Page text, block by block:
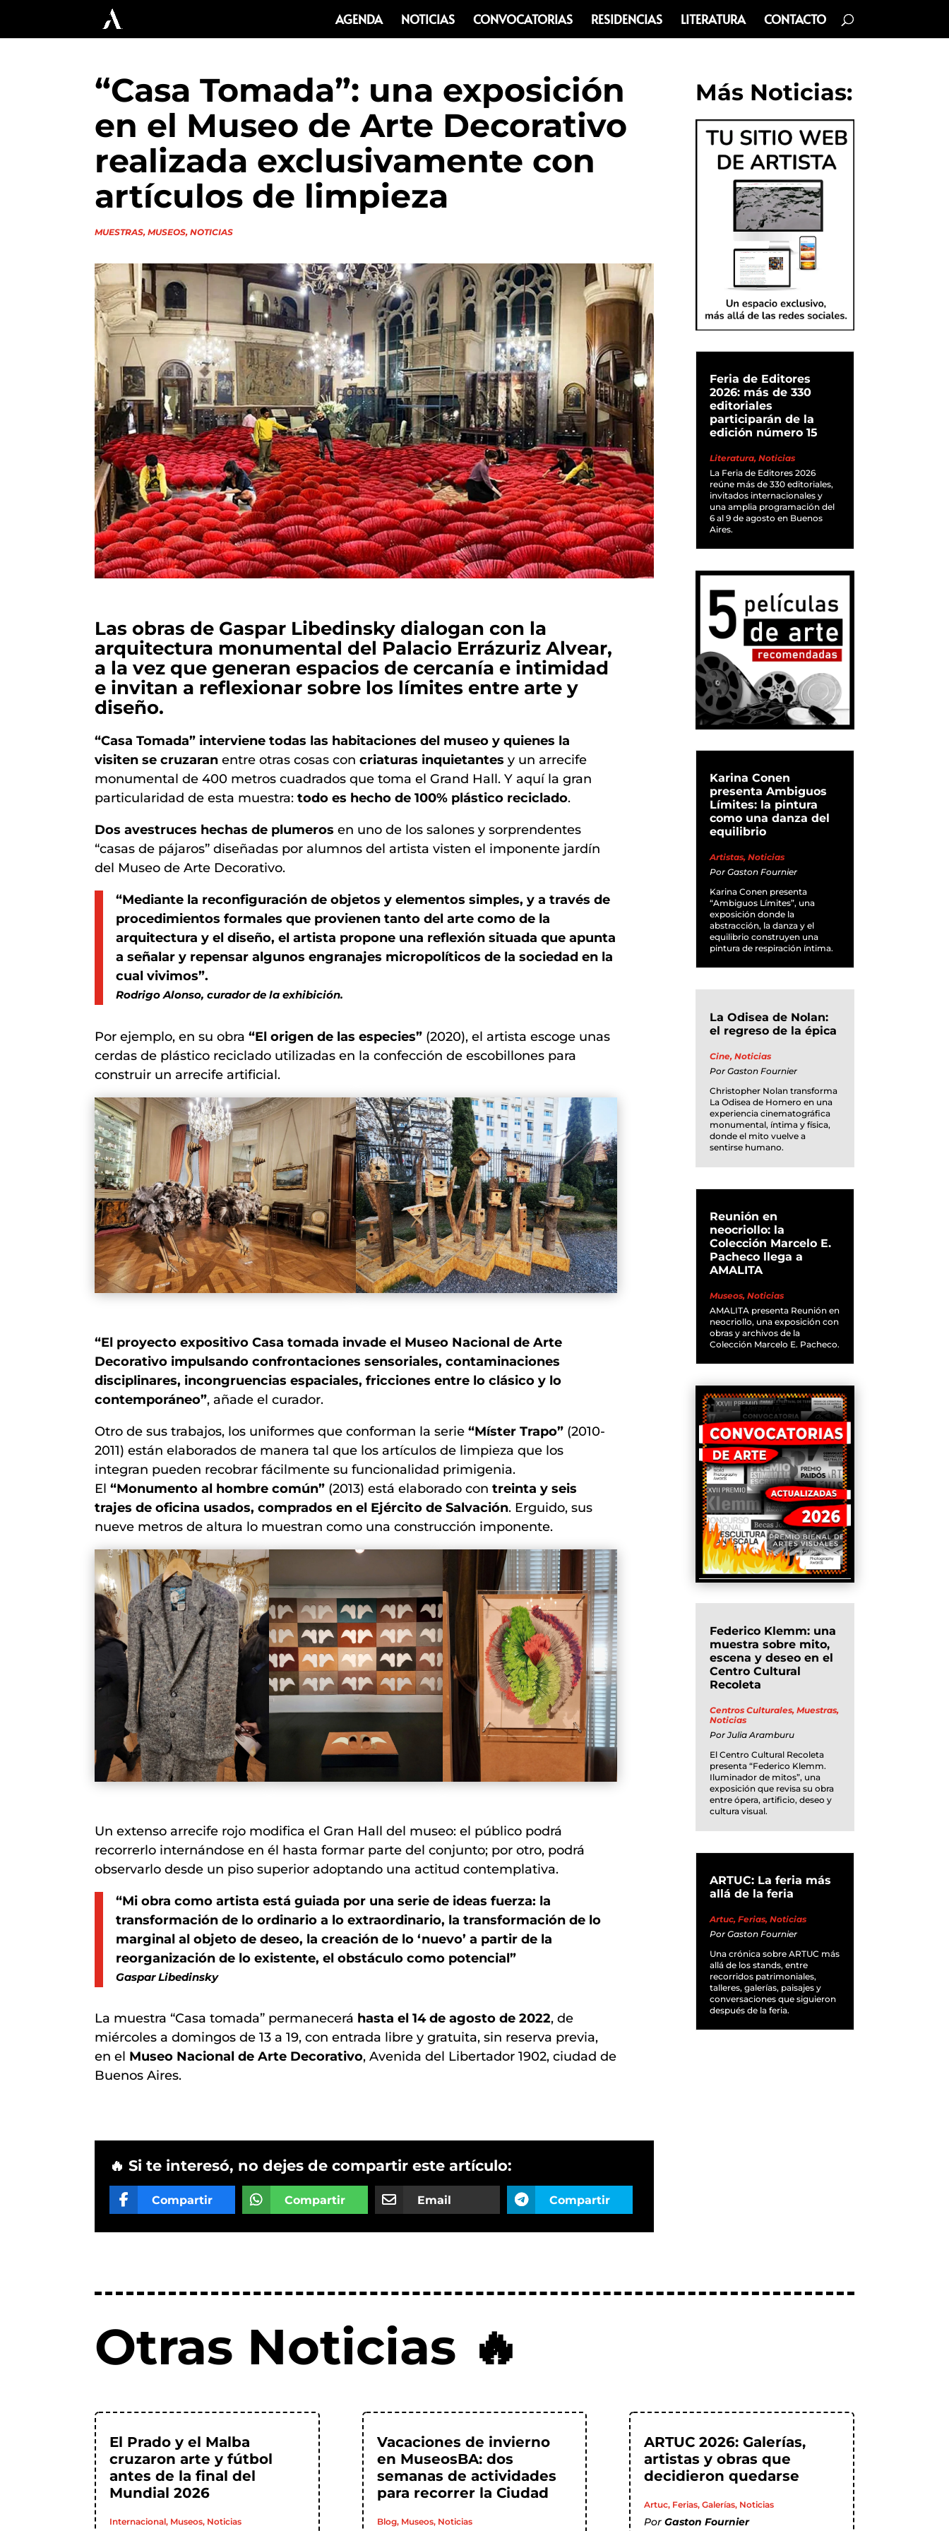
AGENDA NOTICIAS CONVOCATORIAS RESIDENCIAS LITERATURA CONTACTO
“Casa Tomada”: una exposición
en el Museo de Arte Decorativo
realizada exclusivamente con
artículos de limpieza
MUESTRAS,MUSEOS,NOTICIAS
Las obras de Gaspar Libedinsky dialogan con la
arquitectura monumental del Palacio Errázuriz Alvear,
a la vez que generan espacios de cercanía e intimidad
e invitan a reflexionar sobre los límites entre arte y
diseño.
“Casa Tomada” interviene todas las habitaciones del museo y quienes la
visiten se cruzaran entre otras cosas concriaturas inquietantesy un arrecife
monumental de 400 metros cuadrados que toma el Grand Hall. Y aquí la gran
particularidad de esta muestra:todo es hecho de 100% plástico reciclado.
Dos avestruces hechas de plumeros en uno de los salones y sorprendentes
“casas de pájaros” diseñadas por alumnos del artista visten el imponente jardín
del Museo de Arte Decorativo.
“Mediante la reconfiguración de objetos y elementos simples, y a través de
procedimientos formales que provienen tanto del arte como de la
arquitectura y el diseño, el artista propone una reflexión situada que apunta
a señalar y repensar algunos engranajes micropolíticos de la sociedad en la
cual vivimos”.
Rodrigo Alonso, curador de la exhibición.
Por ejemplo, en su obra“El origen de las especies” (2020), el artista escoge unas
cerdas de plástico reciclado utilizadas en la confección de escobillones para
construir un arrecife artificial.
“El proyecto expositivo Casa tomada invade el Museo Nacional de Arte
Decorativo impulsando confrontaciones sensoriales, contaminaciones
disciplinares, incongruencias espaciales, fricciones entre lo clásico y lo
contemporáneo”, añade el curador.
Otro de sus trabajos, los uniformes que conforman la serie“Míster Trapo” (2010-
2011) están elaborados de manera tal que los artículos de limpieza que los
integran pueden recobrar fácilmente su funcionalidad primigenia.
El“Monumento al hombre común” (2013) está elaborado con treinta y seis
trajes de oficina usados, comprados en el Ejército de Salvación. Erguido, sus
nueve metros de altura lo muestran como una construcción imponente.
Un extenso arrecife rojo modifica el Gran Hall del museo: el público podrá
recorrerlo internándose en él hasta formar parte del conjunto; por otro, podrá
observarlo desde un piso superior adoptando una actitud contemplativa.
“Mi obra como artista está guiada por una serie de ideas fuerza: la
transformación de lo ordinario a lo extraordinario, la transformación de lo
marginal al objeto de deseo, la creación de lo ‘nuevo’ a partir de la
reorganización de lo existente, el obstáculo como potencial”
Gaspar Libedinsky
La muestra “Casa tomada” permanecerá hasta el 14 de agosto de 2022, de
miércoles a domingos de 13 a 19, con entrada libre y gratuita, sin reserva previa,
en el Museo Nacional de Arte Decorativo, Avenida del Libertador 1902, ciudad de
Buenos Aires.
🔥 Si te interesó, no dejes de compartir este artículo:
Compartir Compartir Email Compartir
Más Noticias:
Feria de Editores
2026: más de 330
editoriales
participarán de la
edición número 15
Literatura,Noticias
La Feria de Editores 2026
reúne más de 330 editoriales,
invitados internacionales y
una amplia programación del
6 al 9 de agosto en Buenos
Aires.
Karina Conen
presenta Ambiguos
Límites: la pintura
como una danza del
equilibrio
Artistas,Noticias
PorGaston Fournier
Karina Conen presenta
“Ambiguos Límites”, una
exposición donde la
abstracción, la danza y el
equilibrio construyen una
pintura de respiración íntima.
La Odisea de Nolan:
el regreso de la épica
Cine,Noticias
PorGaston Fournier
Christopher Nolan transforma
La Odisea de Homero en una
experiencia cinematográfica
monumental, íntima y física,
donde el mito vuelve a
sentirse humano.
Reunión en
neocriollo: la
Colección Marcelo E.
Pacheco llega a
AMALITA
Museos,Noticias
AMALITA presenta Reunión en
neocriollo, una exposición con
obras y archivos de la
Colección Marcelo E. Pacheco.
Federico Klemm: una
muestra sobre mito,
escena y deseo en el
Centro Cultural
Recoleta
Centros Culturales,Muestras,
Noticias
PorJulia Aramburu
El Centro Cultural Recoleta
presenta “Federico Klemm.
Iluminador de mitos”, una
exposición que revisa su obra
entre ópera, artificio, deseo y
cultura visual.
ARTUC: La feria más
allá de la feria
Artuc,Ferias,Noticias
PorGaston Fournier
Una crónica sobre ARTUC más
allá de los stands, entre
recorridos patrimoniales,
talleres, galerías, paisajes y
conversaciones que siguieron
después de la feria.
Otras Noticias 🔥
El Prado y el Malba
cruzaron arte y fútbol
antes de la final del
Mundial 2026
Internacional, Museos, Noticias
Vacaciones de invierno
en MuseosBA: dos
semanas de actividades
para recorrer la Ciudad
Blog, Museos, Noticias
ARTUC 2026: Galerías,
artistas y obras que
decidieron quedarse
Artuc, Ferias, Galerías, Noticias
Por Gaston Fournier